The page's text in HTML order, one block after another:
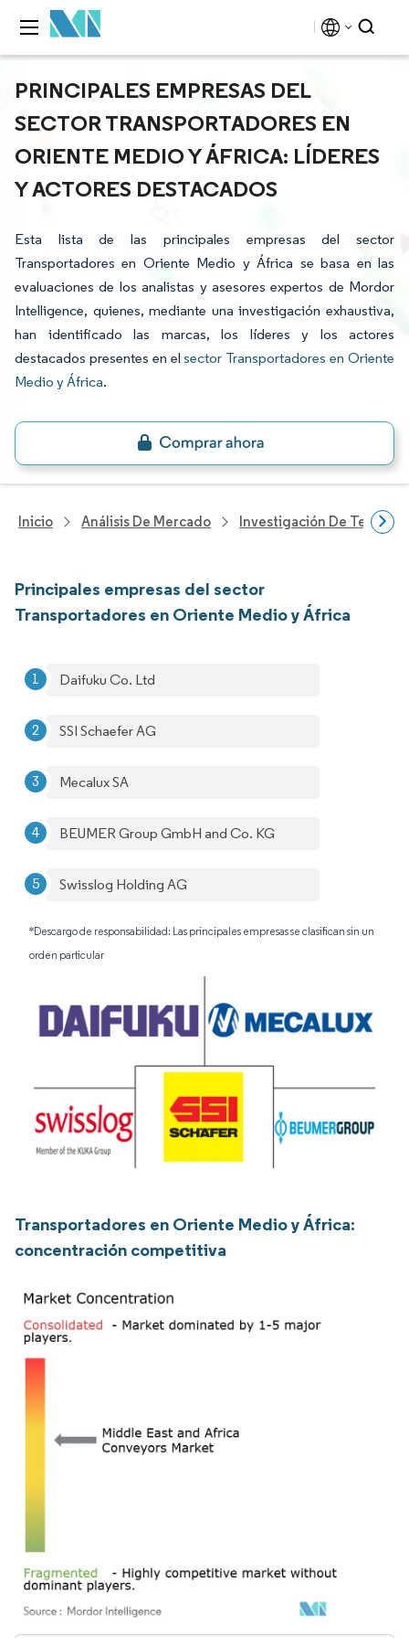
PRINCIPALES EMPRESAS DEL
SECTOR TRANSPORTADORES EN
ORIENTE MEDIO Y ÁFRICA: LÍDERES
Y ACTORES DESTACADOS
Esta lista de las principales empresas del sector
Transportadores en Oriente Medio y África se basa en las
evaluaciones de los analistas y asesores expertos de Mordor
Intelligence, quienes, mediante una investigación exhaustiva,
han identificado las marcas, los líderes y los actores
destacados presentes en elsector Transportadores en Oriente
Medio y África.
Inicio Análisis De Mercado Investigación De
Principales empresas del sector
Transportadores en Oriente Medio y África
Daifuku Co. Ltd
SSI Schaefer AG
Mecalux SA
BEUMER Group GmbH and Co. KG
Swisslog Holding AG
*Descargo de responsabilidad: Las principales empresas se clasifican sin un
orden particular
Transportadores en Oriente Medio y África:
concentración competitiva